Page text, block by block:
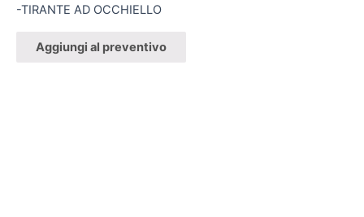
-TIRANTE AD OCCHIELLO
Aggiungi al preventivo